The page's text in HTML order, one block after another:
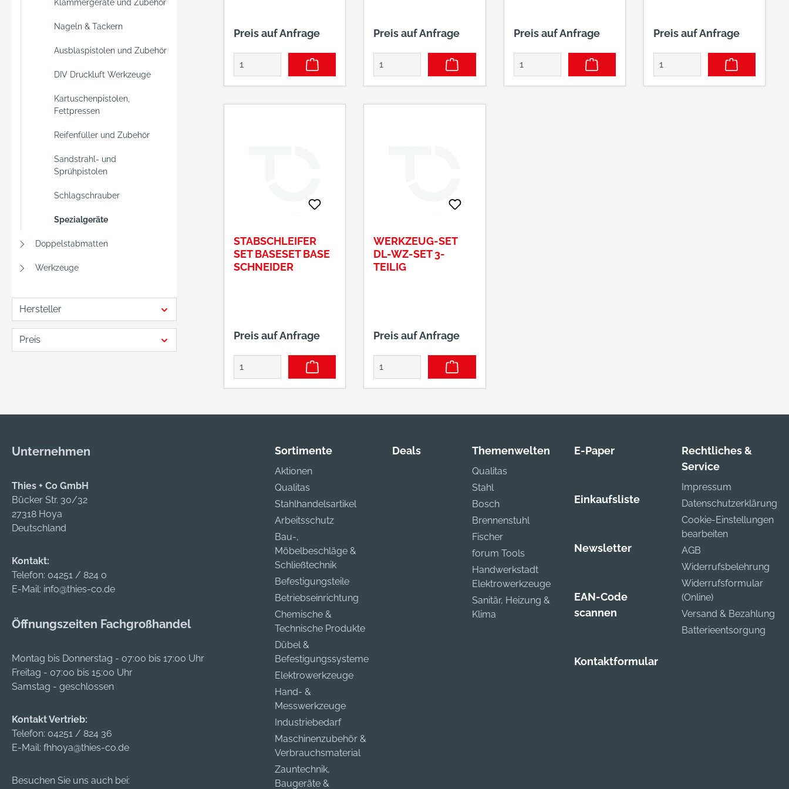
Klammergeräte und Zubehör
Nageln & Tackern
Ausblaspistolen und Zubehör
DIV Druckluft Werkzeuge
Kartuschenpistolen,
Fettpressen
Reifenfüller und Zubehör
Sandstrahl- und
Sprühpistolen
Schlagschrauber
Spezialgeräte
Doppelstabmatten
Werkzeuge
Hersteller
Preis
many.com
Blechschneid- und
Koffer Hersteller:
MultiAir Germany
GmbH, Keplerstraße 19,
72762 Reutlingen, DE,
Preis auf Anfrage Preis auf Anfrage Preis auf Anfrage Preis auf Anfrage
STABSCHLEIFER
SET BASESET BASE
SCHNEIDER
Preis auf Anfrage
WERKZEUG-SET
DL-WZ-SET 3-
TEILIG
Preis auf Anfrage
Unternehmen
Thies + Co GmbH
Bücker Str. 30/32
27318 Hoya
Deutschland
Kontakt:
Telefon: 04251 / 824 0
E-Mail: info@thies-co.de
Öffnungszeiten Fachgroßhandel
Montag bis Donnerstag - 07:00 bis 17:00 Uhr
Freitag - 07:00 bis 15:00 Uhr
Samstag - geschlossen
Kontakt Vertrieb:
Telefon: 04251 / 824 36
E-Mail: fhhoya@thies-co.de
Besuchen Sie uns auch bei:
Sortimente
Aktionen
Qualitas
Stahlhandelsartikel
Arbeitsschutz
Bau-,
Möbelbeschläge &
Schließtechnik
Befestigungsteile
Betriebseinrichtung
Chemische &
Technische Produkte
Dübel &
Befestigungssysteme
Elektrowerkzeuge
Hand- &
Messwerkzeuge
Industriebedarf
Maschinenzubehör &
Verbrauchsmaterial
Zauntechnik,
Baugeräte &
Deals Themenwelten
Qualitas
Stahl
Bosch
Brennenstuhl
Fischer
forum Tools
Handwerkstadt
Elektrowerkzeuge
Sanitär, Heizung &
Klima
E-Paper
Einkaufsliste
Newsletter
EAN-Code
scannen
Kontaktformular
Rechtliches &
Service
Impressum
Datenschutzerklärung
Cookie-Einstellungen
bearbeiten
AGB
Widerrufsbelehrung
Widerrufsformular
(Online)
Versand & Bezahlung
Batterieentsorgung